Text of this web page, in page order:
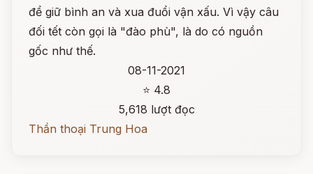
để giữ bình an và xua đuổi vận xấu. Vì vậy câu
đối tết còn gọi là "đào phù", là do có nguồn
gốc như thế.
08-11-2021
⭐ 4.8
5,618 lượt đọc
Thần thoại Trung Hoa